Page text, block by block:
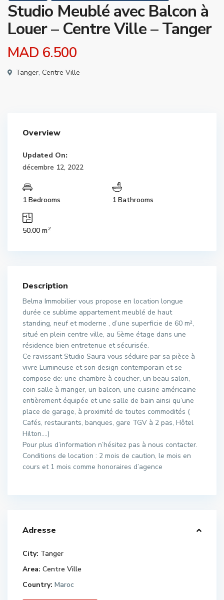
Studio Meublé avec Balcon à
Louer – Centre Ville – Tanger
MAD 6.500
Tanger, Centre Ville
Overview
Updated On:
décembre 12, 2022
1 Bedrooms 1 Bathrooms
50.00 m2
Description
Belma Immobilier vous propose en location longue
durée ce sublime appartement meublé de haut
standing, neuf et moderne , d’une superficie de 60 m²,
situé en plein centre ville, au 5ème étage dans une
résidence bien entretenue et sécurisée.
Ce ravissant Studio Saura vous séduire par sa pièce à
vivre Lumineuse et son design contemporain et se
compose de: une chambre à coucher, un beau salon,
coin salle à manger, un balcon, une cuisine américaine
entièrement équipée et une salle de bain ainsi qu’une
place de garage, à proximité de toutes commodités (
Cafés, restaurants, banques, gare TGV à 2 pas, Hôtel
Hilton….)
Pour plus d’information n’hésitez pas à nous contacter.
Conditions de location : 2 mois de caution, le mois en
cours et 1 mois comme honoraires d’agence
Adresse
City: Tanger
Area: Centre Ville
Country: Maroc